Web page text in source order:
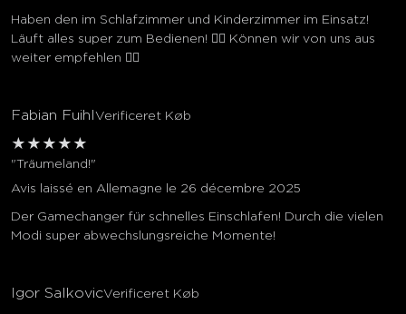
Haben den im Schlafzimmer und Kinderzimmer im Einsatz!
Läuft alles super zum Bedienen! 👍🏼 Können wir von uns aus
weiter empfehlen 👍🏼
Fabian Fuihl Verificeret Køb
★ ★ ★ ★ ★
"Träumeland!"
Avis laissé en Allemagne le 26 décembre 2025
Der Gamechanger für schnelles Einschlafen! Durch die vielen
Modi super abwechslungsreiche Momente!
Igor SalkovicVerificeret Køb